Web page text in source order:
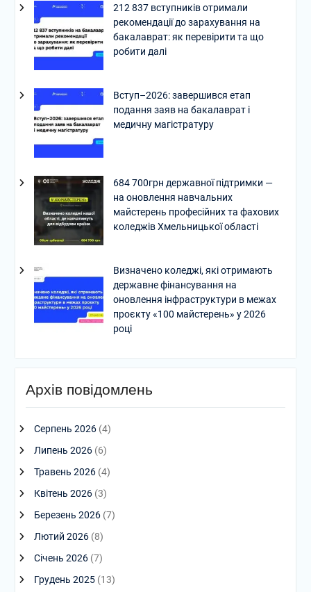
212 837 вступників отримали
рекомендації до зарахування на
бакалаврат: як перевірити та що
робити далі
Вступ–2026: завершився етап
подання заяв на бакалаврат і
медичну магістратуру
684 700грн державної підтримки —
на оновлення навчальних
майстерень професійних та фахових
коледжів Хмельницької області
Визначено коледжі, які отримають
державне фінансування на
оновлення інфраструктури в межах
проєкту «100 майстерень» у 2026
році
Архів повідомлень
Серпень 2026(4)
Липень 2026(6)
Травень 2026(4)
Квітень 2026(3)
Березень 2026(7)
Лютий 2026(8)
Січень 2026(7)
Грудень 2025(13)